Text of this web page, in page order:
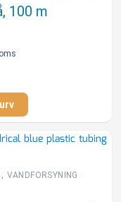
100 m
, VANDFORSYNING